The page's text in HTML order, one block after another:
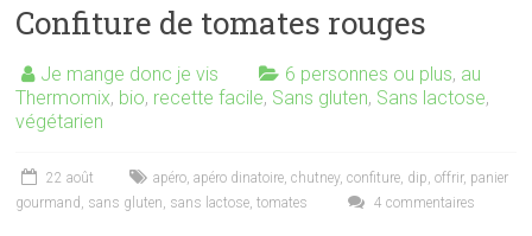
Confiture de tomates rouges
Je mange donc je vis 6 personnes ou plus, au
Thermomix, bio, recette facile, Sans gluten, Sans lactose,
végétarien
22 août apéro ,apéro dinatoire ,chutney,confiture dip ,offrir, panier
gourmand
sans gluten sans lactose ,tomates 4 commentaires